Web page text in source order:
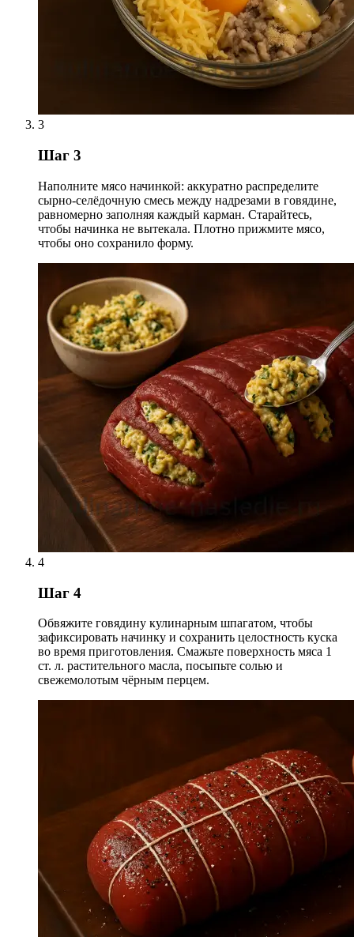
3
Шаг 3
Наполните мясо начинкой: аккуратно распределите
сырно-селёдочную смесь между надрезами в говядине,
равномерно заполняя каждый карман. Старайтесь,
чтобы начинка не вытекала. Плотно прижмите мясо,
чтобы оно сохранило форму.
4
Шаг 4
Обвяжите говядину кулинарным шпагатом, чтобы
зафиксировать начинку и сохранить целостность куска
во время приготовления. Смажьте поверхность мяса 1
ст. л. растительного масла, посыпьте солью и
свежемолотым чёрным перцем.